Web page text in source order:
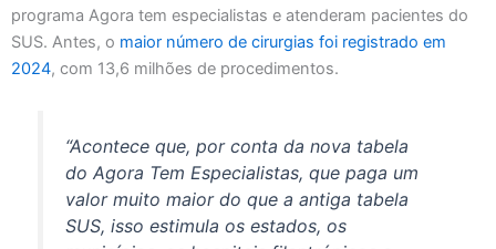
programa Agora tem especialistas e atenderam pacientes do
SUS. Antes, o maior número de cirurgias foi registrado em
2024, com 13,6 milhões de procedimentos.
“Acontece que, por conta da nova tabela
do Agora Tem Especialistas, que paga um
valor muito maior do que a antiga tabela
SUS, isso estimula os estados, os